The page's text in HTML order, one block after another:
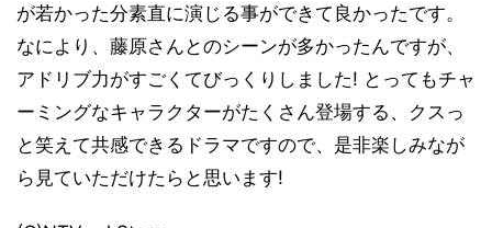
が若かった分素直に演じる事ができて良かったです。
なにより、藤原さんとのシーンが多かったんですが、
アドリブ力がすごくてびっくりしました! とってもチャ
ーミングなキャラクターがたくさん登場する、クスっ
と笑えて共感できるドラマですので、是非楽しみなが
ら見ていただけたらと思います!